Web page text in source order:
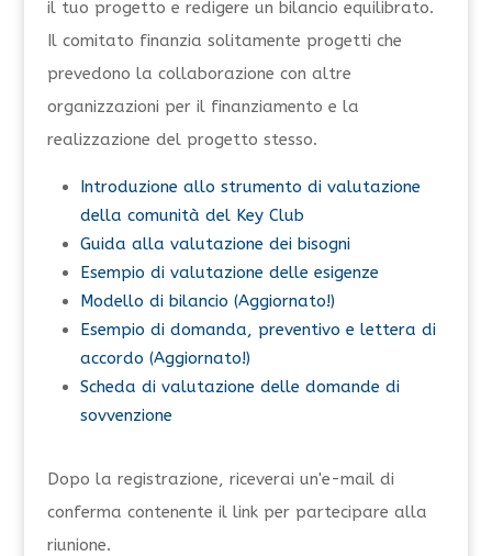
il tuo progetto e redigere un bilancio equilibrato.
Il comitato finanzia solitamente progetti che
prevedono la collaborazione con altre
organizzazioni per il finanziamento e la
realizzazione del progetto stesso.
Introduzione allo strumento di valutazione
della comunità del Key Club
Guida alla valutazione dei bisogni
Esempio di valutazione delle esigenze
Modello di bilancio (Aggiornato!)
Esempio di domanda, preventivo e lettera di
accordo (Aggiornato!)
Scheda di valutazione delle domande di
sovvenzione
Dopo la registrazione, riceverai un'e-mail di
conferma contenente il link per partecipare alla
riunione.